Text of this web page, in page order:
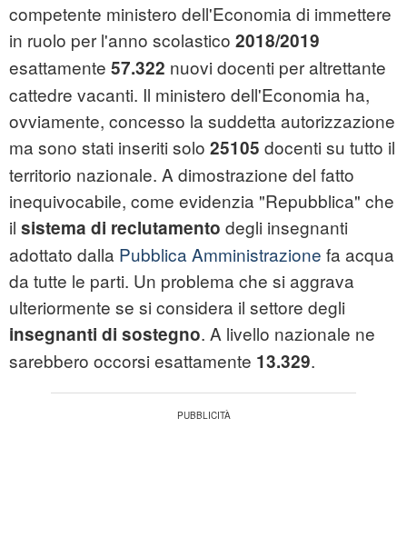
competente ministero dell'Economia di immettere
in ruolo per l'anno scolastico 2018/2019
esattamente 57.322 nuovi docenti per altrettante
cattedre vacanti. Il ministero dell'Economia ha,
ovviamente, concesso la suddetta autorizzazione
ma sono stati inseriti solo 25105 docenti su tutto il
territorio nazionale. A dimostrazione del fatto
inequivocabile, come evidenzia "Repubblica" che
il sistema di reclutamento degli insegnanti
adottato dalla Pubblica Amministrazione fa acqua
da tutte le parti. Un problema che si aggrava
ulteriormente se si considera il settore degli
insegnanti di sostegno. A livello nazionale ne
sarebbero occorsi esattamente 13.329.